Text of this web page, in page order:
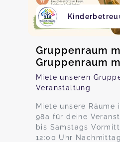
Gruppenraum
Gruppenraum
Miete unseren
Veranstaltung
Miete unsere Räume
98a für deine
bis Samstags
12:00 Uhr